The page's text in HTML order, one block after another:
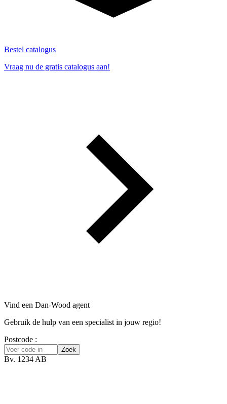
Bestel catalogus
Vraag nu de gratis catalogus aan!
Vind een Dan-Wood agent
Gebruik de hulp van een specialist in jouw regio!
Postcode :
Zoek
Bv. 1234 AB